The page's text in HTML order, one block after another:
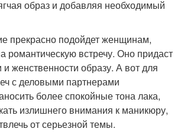
образ и добавляя необходимый
прекрасно подойдет женщинам,
встречу. Оно придаст
женственности образу. А вот для
с деловыми партнерами
более спокойные тона лака,
излишнего внимания к маникюру,
от серьезной темы.